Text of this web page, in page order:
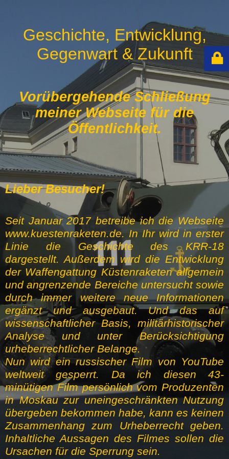
Geschichte, Entwicklung,
Gegenwart & Zukunft
Vorübergehende Schließung
meiner Webseite für die
Öffentlichkeit.
Lieber Besucher!
Seit Januar 2017 betreibe ich die Webseite
www.kuestenraketen.de. In Ihr wird in erster
Linie die Geschichte des KRR-18
dargestellt. Außerdem wird die Entwicklung
der Waffengattung Küstenraketen allgemein
und angrenzende Bereiche untersucht sowie
durch immer weitere neue Informationen
ergänzt und ausgebaut. Und das auf
wissenschaftlicher Basis, militärhistorischer
Analyse und unter Berücksichtigung
urheberrechtlicher Belange.
Nun wird ein russischer Film von YouTube
weltweit gesperrt. Da ich diesen 43-
minütigen Film persönlich vom Produzenten
in Moskau zur uneingeschränkten Nutzung
übergeben bekommen habe, kann es keinen
Zusammenhang zum Urheberrecht geben.
Inhaltliche Aussagen des Filmes sollen die
Ursachen für die Sperrung sein.